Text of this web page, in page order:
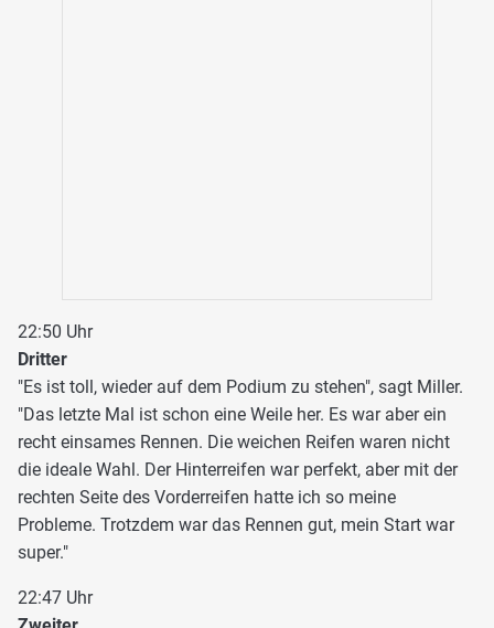
22:50 Uhr
Dritter
"Es ist toll, wieder auf dem Podium zu stehen", sagt Miller.
"Das letzte Mal ist schon eine Weile her. Es war aber ein
recht einsames Rennen. Die weichen Reifen waren nicht
die ideale Wahl. Der Hinterreifen war perfekt, aber mit der
rechten Seite des Vorderreifen hatte ich so meine
Probleme. Trotzdem war das Rennen gut, mein Start war
super."
22:47 Uhr